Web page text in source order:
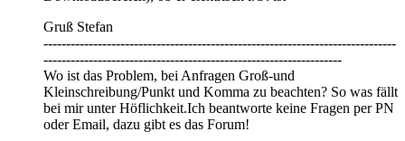
Gruß Stefan
------------------------------------------------------------------------------
------------------------------------------------------------------
Wo ist das Problem, bei Anfragen Groß-und
Kleinschreibung/Punkt und Komma zu beachten? So was fällt
bei mir unter Höflichkeit.Ich beantworte keine Fragen per PN
oder Email, dazu gibt es das Forum!